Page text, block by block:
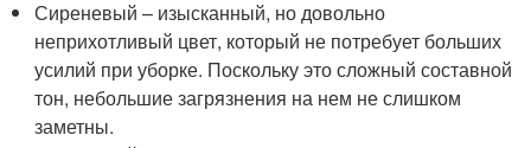
Сиреневый – изысканный, но довольно
неприхотливый цвет, который не потребует больших
усилий при уборке. Поскольку это сложный составной
тон, небольшие загрязнения на нем не слишком
заметны.